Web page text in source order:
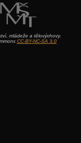
mládeže a tělovýchovy.
CC-BY-NC-SA 3.0